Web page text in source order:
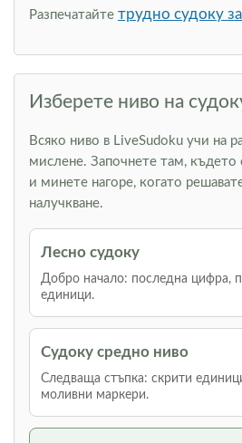
Разпечатайте трудно судоку
Изберете ниво на
Всяко ниво в LiveSudoku учи на
мислене. Започнете там, където
и минете нагоре, когато
налучкване.
Лесно судоку
Добро начало: последна цифра,
единици.
Судоку средно ниво
Следваща стъпка: скрити
моливни маркери.